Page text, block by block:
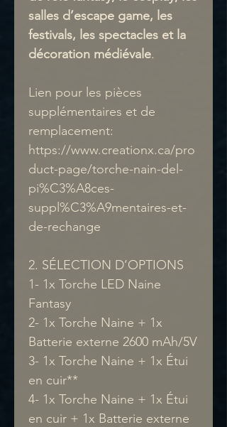
salles d’escape game, les
festivals, les spectacles et la
décoration médiévale.
Lien pour les pièces
supplémentaires et de
remplacement:
https://www.creationx.ca/pro
duct-page/torche-nain-del-
pi%C3%A8ces-
suppl%C3%A9mentaires-et-
de-rechange
2. SÉLECTION D’OPTIONS
1- 1x Torche LED Naine
Fantasy
2- 1x Torche Naine + 1x
Batterie externe 2600 mAh/5V
3- 1x Torche Naine + 1x Étui
en cuir**
4- 1x Torche Naine + 1x Étui
en cuir + 1x Batterie externe